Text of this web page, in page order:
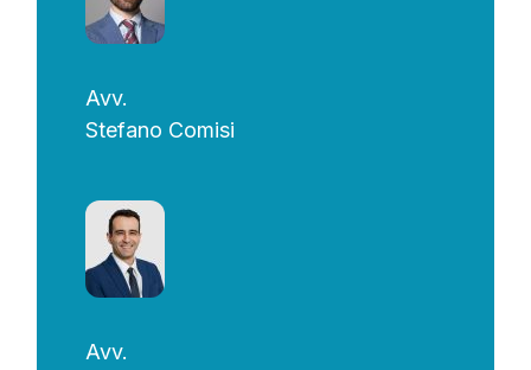
Avv.
Stefano Comisi
Avv.